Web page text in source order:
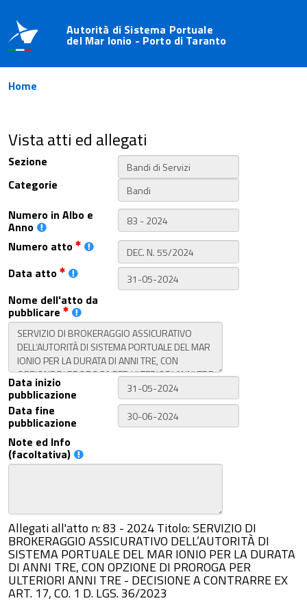
Autorità di Sistema Portuale
del Mar Ionio - Porto di Taranto
Home
Vista atti ed allegati
Sezione
Categorie
Numero in Albo e
Anno
Numero atto
Data atto
Nome dell'atto da
pubblicare
Data inizio
pubblicazione
Data fine
pubblicazione
Note ed Info
(facoltativa)
Allegati all'atto n: 83 - 2024 Titolo: SERVIZIO DI
BROKERAGGIO ASSICURATIVO DELL’AUTORITÀ DI
SISTEMA PORTUALE DEL MAR IONIO PER LA DURATA
DI ANNI TRE, CON OPZIONE DI PROROGA PER
ULTERIORI ANNI TRE - DECISIONE A CONTRARRE EX
ART. 17, CO. 1 D. LGS. 36/2023